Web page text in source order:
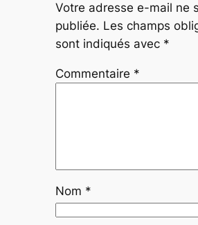
Votre adresse e-mail ne
publiée. Les champs
sont indiqués avec *
Commentaire *
Nom *